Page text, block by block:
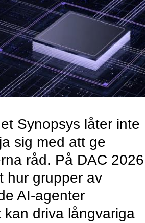
Synopsys låter inte
sig med att ge
råd. På DAC 2026
hur grupper av
AI-agenter
kan driva långvariga